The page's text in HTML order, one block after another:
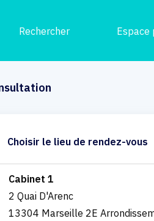
Rechercher Espace
Choisir le lieu de rendez-vous
Cabinet 1
2 Quai D'Arenc
13304 Marseille 2E